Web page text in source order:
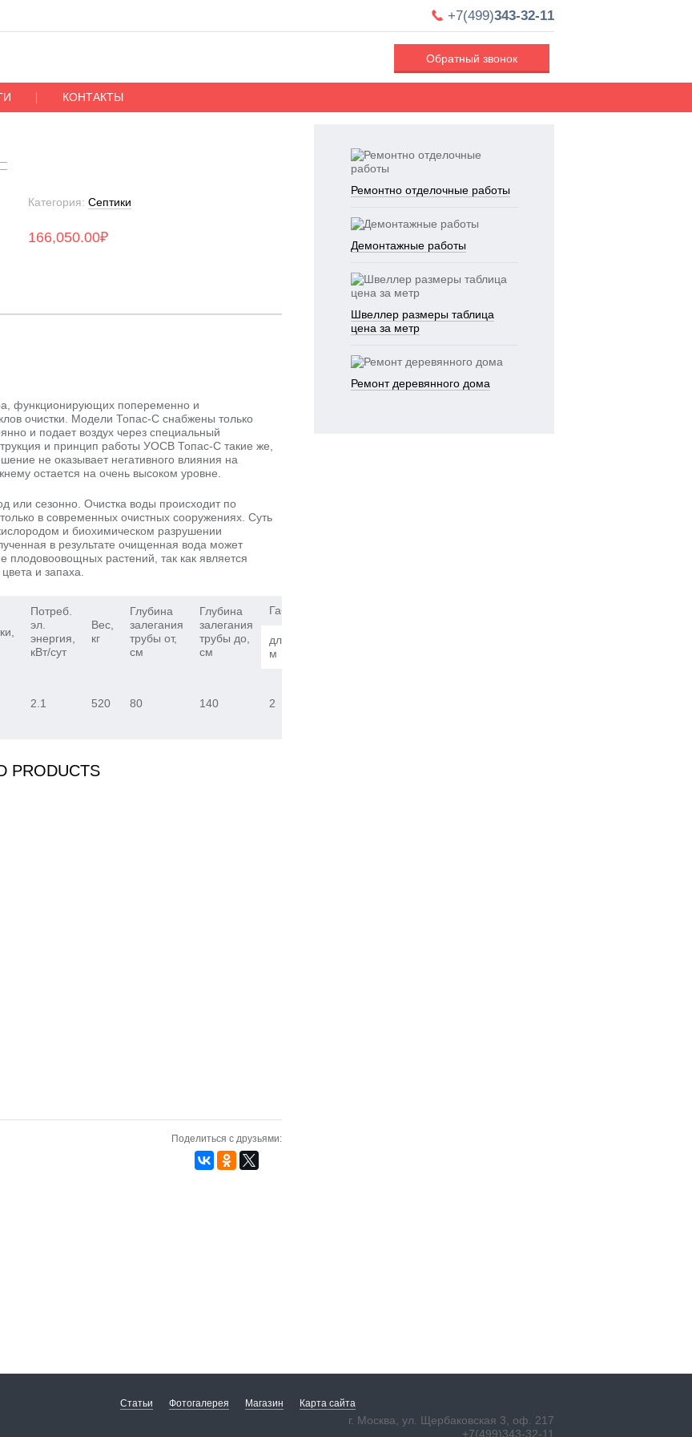
Обратный звонок
+7(499)343-32-11
КОНТАКТЫ
Категория:Септики
166,050.00₽
функционирующих попеременно и
очистки. Модели Топас-С снабжены только
и подает воздух через специальный
и принцип работы УОСВ Топас-С такие же,
не оказывает негативного влияния на
остается на очень высоком уровне.
или сезонно. Очистка воды происходит по
в современных очистных сооружениях. Суть
и биохимическом разрушении
в результате очищенная вода может
плодовоовощных растений, так как является
и запаха.
Потреб.
эл.
энергия,
кВт/сут
Вес,
кг
Глубина
залегания
трубы от,
см
Глубина
залегания
трубы до,
см
Габаритные размеры
длина,
м
2.1 520 80 140 2
PRODUCTS
Поделиться с друзьями:
Ремонтно отделочные работы
Демонтажные работы
Швеллер размеры таблица
цена за метр
Ремонт деревянного дома
Статьи Фотогалерея Магазин Карта сайта
г. Москва, ул. Щербаковская 3, оф. 217
+7(499)343-32-11